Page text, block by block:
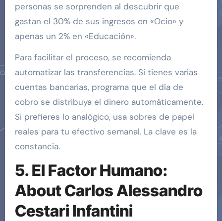
personas se sorprenden al descubrir que
gastan el 30% de sus ingresos en «Ocio» y
apenas un 2% en «Educación».
Para facilitar el proceso, se recomienda
automatizar las transferencias. Si tienes varias
cuentas bancarias, programa que el día de
cobro se distribuya el dinero automáticamente.
Si prefieres lo analógico, usa sobres de papel
reales para tu efectivo semanal. La clave es la
constancia.
5. El Factor Humano:
About Carlos Alessandro
Cestari Infantini